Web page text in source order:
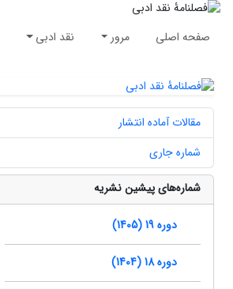
صفحه اصلی مرور نقد ادبی
مقالات آماده انتشار
شماره جاری
شماره‌های پیشین نشریه
دوره 19 (1405)
دوره 18 (1404)